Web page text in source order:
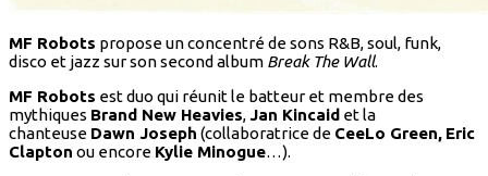
MF Robots propose un concentré de sons R&B, soul, funk,
disco et jazz sur son second album Break The Wall.
MF Robots est duo qui réunit le batteur et membre des
mythiques Brand New Heavies, Jan Kincaid et la
chanteuse Dawn Joseph (collaboratrice de CeeLo Green, Eric
Clapton ou encore Kylie Minogue…).